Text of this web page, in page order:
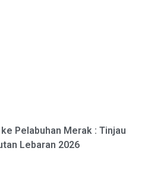
Pelabuhan Merak : Tinjau
Lebaran 2026